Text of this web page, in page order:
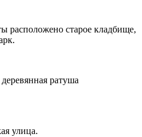
расположено старое кладбище,
ратуша
улица.